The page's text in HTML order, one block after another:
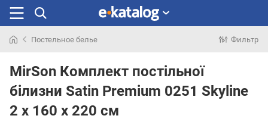
раньше
Постельное белье Фильтр
MirSon Комплект постільної
білизни Satin Premium 0251 Skyline
2 x 160 x 220 см